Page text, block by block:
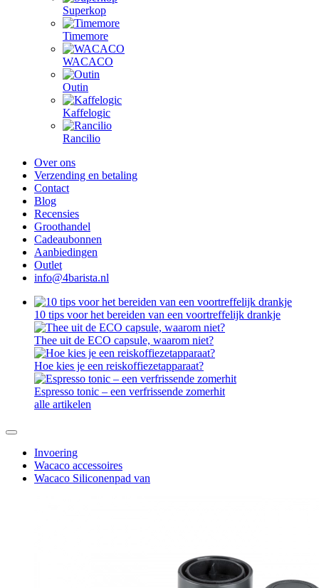
Superkop
Timemore
WACACO
Outin
Kaffelogic
Rancilio
Over ons
Verzending en betaling
Contact
Blog
Recensies
Groothandel
Cadeaubonnen
Aanbiedingen
Outlet
info@4barista.nl
10 tips voor het bereiden van een voortreffelijk drankje
Thee uit de ECO capsule, waarom niet?
Hoe kies je een reiskoffiezetapparaat?
Espresso tonic – een verfrissende zomerhit
alle artikelen
Invoering
Wacaco accessoires
Wacaco Siliconenpad van